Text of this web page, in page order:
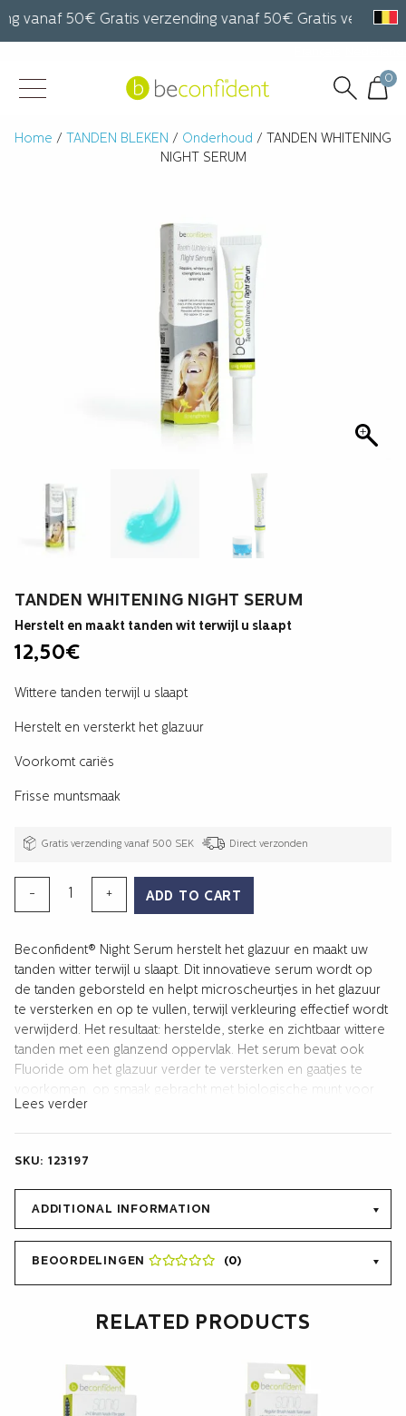
vanaf 50€ Gratis verzending vanaf 50€ Gratis
0
Home / TANDEN BLEKEN / Onderhoud / TANDEN WHITENING
NIGHT SERUM
TANDEN WHITENING NIGHT SERUM
Herstelt en maakt tanden wit terwijl u slaapt
12,50€
Wittere tanden terwijl u slaapt
Herstelt en versterkt het glazuur
Voorkomt cariës
Frisse muntsmaak
Gratis verzending vanaf 500 SEK Direct verzonden
-
WHITENING
SERUM
quantity
+ ADD TO CART
Beconfident® Night Serum herstelt het glazuur en maakt uw
tanden witter terwijl u slaapt. Dit innovatieve serum wordt op
de tanden geborsteld en helpt microscheurtjes in het glazuur
te versterken en op te vullen, terwijl verkleuring effectief wordt
verwijderd. Het resultaat: herstelde, sterke en zichtbaar wittere
tanden met een glanzend oppervlak. Het serum bevat ook
Fluoride om het glazuur verder te versterken en gaatjes te
voorkomen. op smaak gebracht met biologische munt voor
een frisse beleving. De verpakking bevat Night Serum (10 ml),
applicatieborstel en gebruiksaanwijzing.
Lees verder
SKU: 123197
ADDITIONAL INFORMATION
BEOORDELINGEN (0)
RELATED PRODUCTS